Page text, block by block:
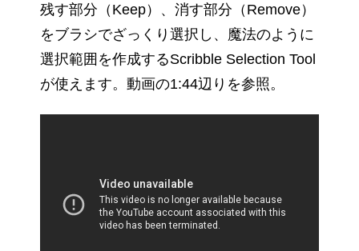
残す部分（Keep）、消す部分（Remove）
をブラシでざっくり選択し、魔法のように
選択範囲を作成するScribble Selection Tool
が使えます。動画の1:44辺りを参照。